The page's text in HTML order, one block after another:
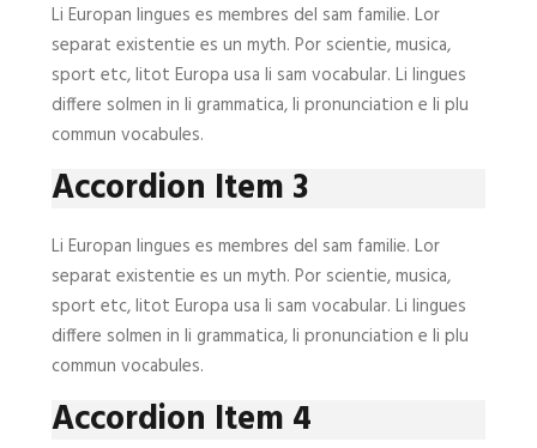
Li Europan lingues es membres del sam familie. Lor
separat existentie es un myth. Por scientie, musica,
sport etc, litot Europa usa li sam vocabular. Li lingues
differe solmen in li grammatica, li pronunciation e li plu
commun vocabules.
Accordion Item 3
Li Europan lingues es membres del sam familie. Lor
separat existentie es un myth. Por scientie, musica,
sport etc, litot Europa usa li sam vocabular. Li lingues
differe solmen in li grammatica, li pronunciation e li plu
commun vocabules.
Accordion Item 4